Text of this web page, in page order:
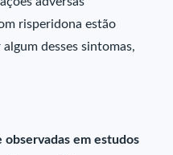
risperidona estão
desses sintomas,
observadas em estudos